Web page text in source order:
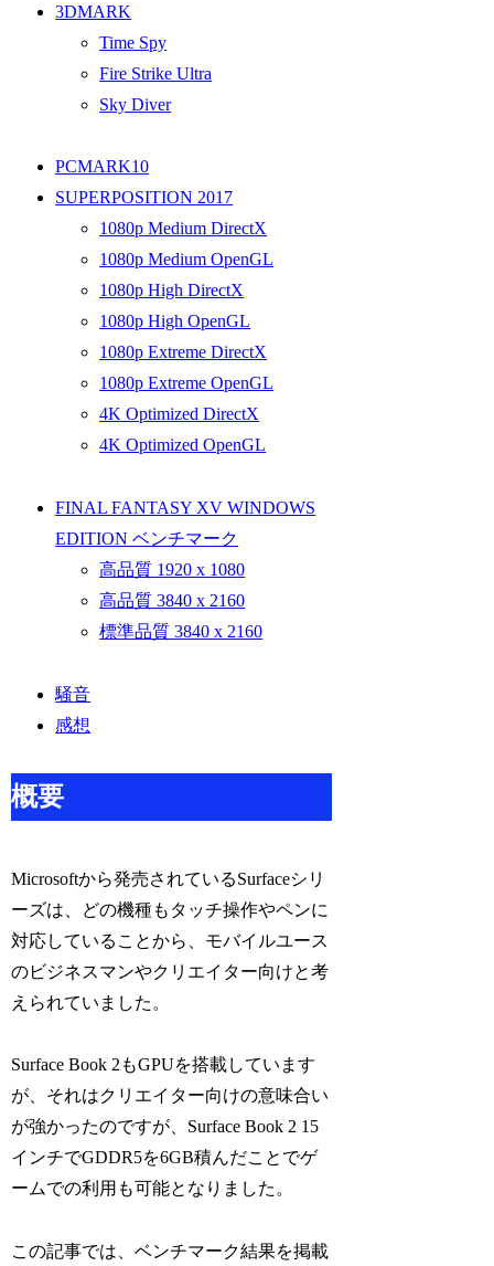
3DMARK
Time Spy
Fire Strike Ultra
Sky Diver
PCMARK10
SUPERPOSITION 2017
1080p Medium DirectX
1080p Medium OpenGL
1080p High DirectX
1080p High OpenGL
1080p Extreme DirectX
1080p Extreme OpenGL
4K Optimized DirectX
4K Optimized OpenGL
FINAL FANTASY XV WINDOWS
EDITION ベンチマーク
高品質 1920 x 1080
高品質 3840 x 2160
標準品質 3840 x 2160
騒音
感想
概要
Microsoftから発売されているSurfaceシリ
ーズは、どの機種もタッチ操作やペンに
対応していることから、モバイルユース
のビジネスマンやクリエイター向けと考
えられていました。
Surface Book 2もGPUを搭載しています
が、それはクリエイター向けの意味合い
が強かったのですが、Surface Book 2 15
インチでGDDR5を6GB積んだことでゲ
ームでの利用も可能となりました。
この記事では、ベンチマーク結果を掲載